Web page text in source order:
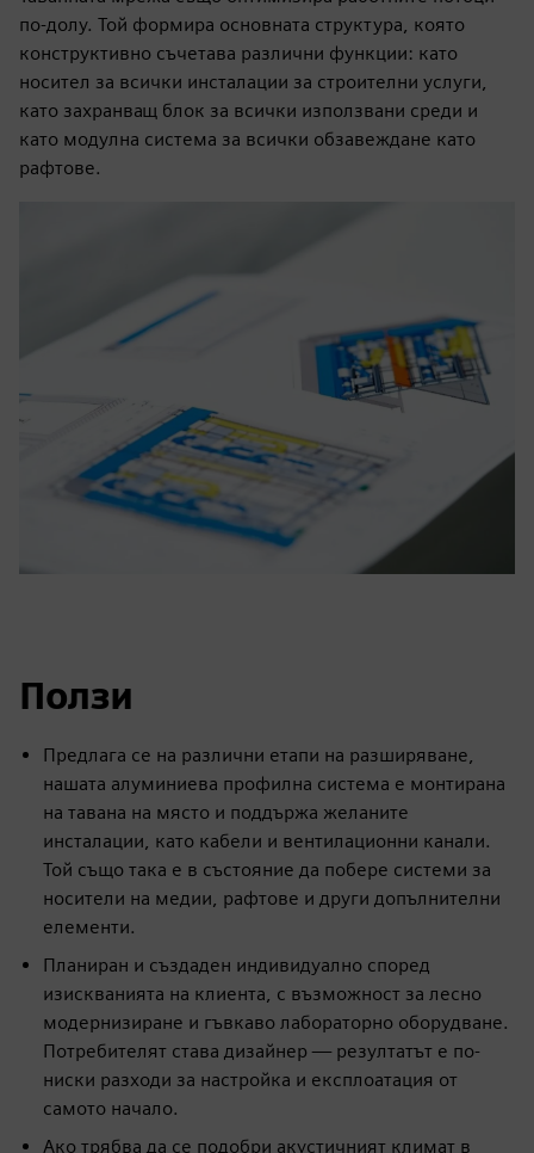
по-долу. Той формира основната структура, която
конструктивно съчетава различни функции: като
носител за всички инсталации за строителни услуги,
като захранващ блок за всички използвани среди и
като модулна система за всички обзавеждане като
рафтове.
Ползи
Предлага се на различни етапи на разширяване,
нашата алуминиева профилна система е монтирана
на тавана на място и поддържа желаните
инсталации, като кабели и вентилационни канали.
Той също така е в състояние да побере системи за
носители на медии, рафтове и други допълнителни
елементи.
Планиран и създаден индивидуално според
изискванията на клиента, с възможност за лесно
модернизиране и гъвкаво лабораторно оборудване.
Потребителят става дизайнер — резултатът е по-
ниски разходи за настройка и експлоатация от
самото начало.
Ако трябва да се подобри акустичният климат в